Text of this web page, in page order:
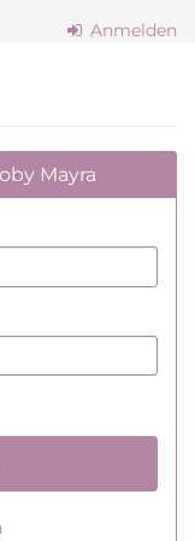
Anmelden
Mayra